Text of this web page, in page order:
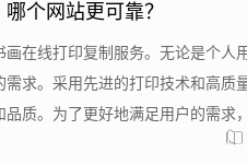
个网站更可靠？
画在线打印复制服务。无论是个人
求。采用先进的打印技术和高质
质。为了更好地满足用户的需求